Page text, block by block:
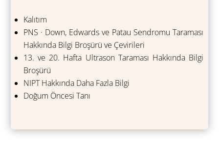
Kalıtım
PNS · Down, Edwards ve Patau Sendromu Taraması
Hakkında Bilgi Broşürü ve Çevirileri
13. ve 20. Hafta Ultrason Taraması Hakkında Bilgi
Broşürü
NIPT Hakkında Daha Fazla Bilgi
Doğum Öncesi Tanı